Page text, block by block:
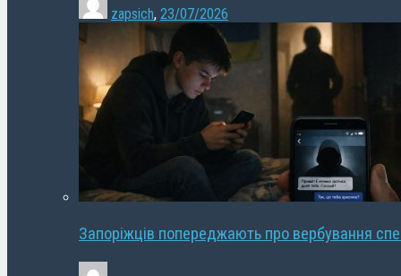
zapsich, 23/07/2026
Запоріжців попереджають про вербування